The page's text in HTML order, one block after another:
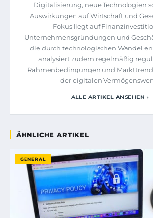
Digitalisierung, neue Technologien
Auswirkungen auf Wirtschaft und
Fokus liegt auf
Unternehmensgründungen und
die durch technologischen Wandel
analysiert zudem regelmäßig
Rahmenbedingungen und
der digitalen
ALLE ARTIKEL ANSEHEN ›
ÄHNLICHE ARTIKEL
GENERAL